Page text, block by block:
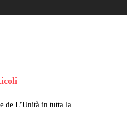
de L’Unità in tutta la